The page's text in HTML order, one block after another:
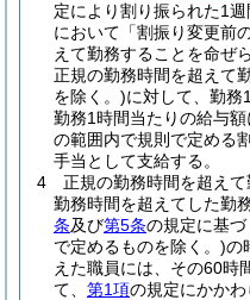
定により割り振られた1
において「割振り変更前
えて勤務することを命ぜ
正規の勤務時間を超えて
を除く。)に対して、勤務
勤務1時間当たりの給与
の範囲内で規則で定める
手当として支給する。
4
正規の勤務時間を超え
勤務時間を超えてした勤
条及び第5条の規定に基
で定めるものを除く。)の
えた職員には、その60時
て、 第1項の規定にかかわ